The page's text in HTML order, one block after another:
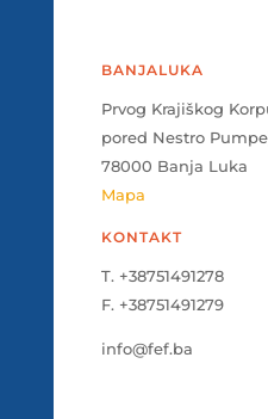
BANJALUKA
Prvog Krajiškog
pored Nestro
78000 Banja Luka
Mapa
KONTAKT
T. +38751491278
F. +38751491279
info@fef.ba